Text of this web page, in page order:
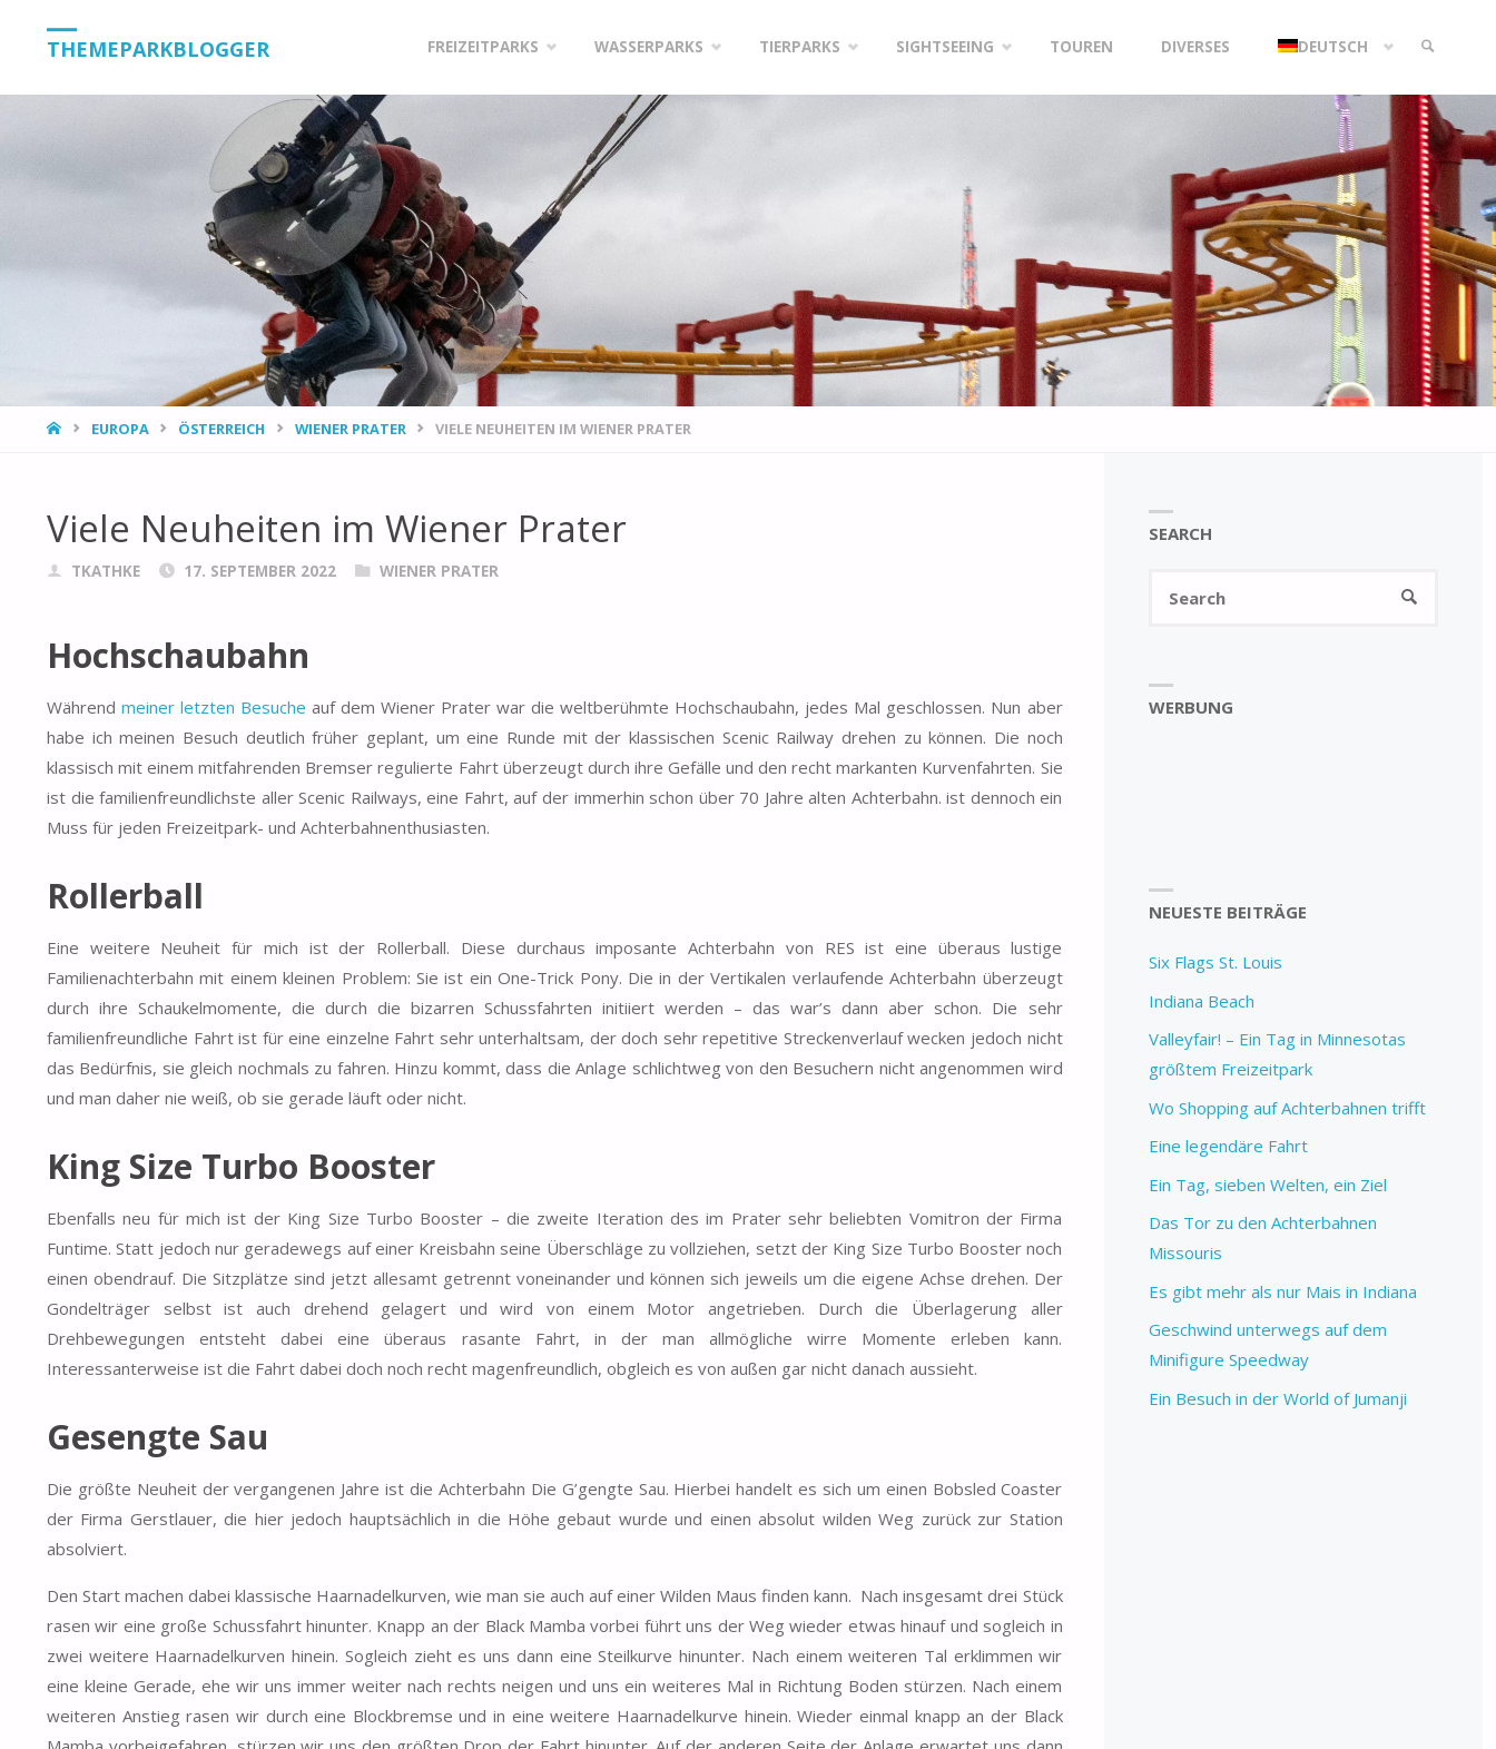
THEMEPARKBLOGGER FREIZEITPARKS WASSERPARKS TIERPARKS SIGHTSEEING TOUREN DIVERSES DEUTSCH
SEARCH
HOMEEUROPA ÖSTERREICH WIENER PRATER VIELE NEUHEITEN IM WIENER PRATER
Viele Neuheiten im Wiener Prater
TKATHKE 17. SEPTEMBER 2022 WIENER PRATER
Hochschaubahn
Währendmeiner letzten Besuche auf dem Wiener Prater war die weltberühmte Hochschaubahn, jedes Mal geschlossen. Nun aber
habe ich meinen Besuch deutlich früher geplant, um eine Runde mit der klassischen Scenic Railway drehen zu können. Die noch
klassisch mit einem mitfahrenden Bremser regulierte Fahrt überzeugt durch ihre Gefälle und den recht markanten Kurvenfahrten. Sie
ist die familienfreundlichste aller Scenic Railways, eine Fahrt, auf der immerhin schon über 70 Jahre alten Achterbahn. ist dennoch ein
Muss für jeden Freizeitpark- und Achterbahnenthusiasten.
Rollerball
Eine weitere Neuheit für mich ist der Rollerball. Diese durchaus imposante Achterbahn von RES ist eine überaus lustige
Familienachterbahn mit einem kleinen Problem: Sie ist ein One-Trick Pony. Die in der Vertikalen verlaufende Achterbahn überzeugt
durch ihre Schaukelmomente, die durch die bizarren Schussfahrten initiiert werden – das war’s dann aber schon. Die sehr
familienfreundliche Fahrt ist für eine einzelne Fahrt sehr unterhaltsam, der doch sehr repetitive Streckenverlauf wecken jedoch nicht
das Bedürfnis, sie gleich nochmals zu fahren. Hinzu kommt, dass die Anlage schlichtweg von den Besuchern nicht angenommen wird
und man daher nie weiß, ob sie gerade läuft oder nicht.
King Size Turbo Booster
Ebenfalls neu für mich ist der King Size Turbo Booster – die zweite Iteration des im Prater sehr beliebten Vomitron der Firma
Funtime. Statt jedoch nur geradewegs auf einer Kreisbahn seine Überschläge zu vollziehen, setzt der King Size Turbo Booster noch
einen obendrauf. Die Sitzplätze sind jetzt allesamt getrennt voneinander und können sich jeweils um die eigene Achse drehen. Der
Gondelträger selbst ist auch drehend gelagert und wird von einem Motor angetrieben. Durch die Überlagerung aller
Drehbewegungen entsteht dabei eine überaus rasante Fahrt, in der man allmögliche wirre Momente erleben kann.
Interessanterweise ist die Fahrt dabei doch noch recht magenfreundlich, obgleich es von außen gar nicht danach aussieht.
Gesengte Sau
Die größte Neuheit der vergangenen Jahre ist die Achterbahn Die G’gengte Sau. Hierbei handelt es sich um einen Bobsled Coaster
der Firma Gerstlauer, die hier jedoch hauptsächlich in die Höhe gebaut wurde und einen absolut wilden Weg zurück zur Station
absolviert.
Den Start machen dabei klassische Haarnadelkurven, wie man sie auch auf einer Wilden Maus finden kann. Nach insgesamt drei Stück
rasen wir eine große Schussfahrt hinunter. Knapp an der Black Mamba vorbei führt uns der Weg wieder etwas hinauf und sogleich in
zwei weitere Haarnadelkurven hinein. Sogleich zieht es uns dann eine Steilkurve hinunter. Nach einem weiteren Tal erklimmen wir
eine kleine Gerade, ehe wir uns immer weiter nach rechts neigen und uns ein weiteres Mal in Richtung Boden stürzen. Nach einem
weiteren Anstieg rasen wir durch eine Blockbremse und in eine weitere Haarnadelkurve hinein. Wieder einmal knapp an der Black
SEARCH
SEARCH
WERBUNG
NEUESTE BEITRÄGE
Six Flags St. Louis
Indiana Beach
Valleyfair! – Ein Tag in Minnesotas
größtem Freizeitpark
Wo Shopping auf Achterbahnen trifft
Eine legendäre Fahrt
Ein Tag, sieben Welten, ein Ziel
Das Tor zu den Achterbahnen
Missouris
Es gibt mehr als nur Mais in Indiana
Geschwind unterwegs auf dem
Minifigure Speedway
Ein Besuch in der World of Jumanji